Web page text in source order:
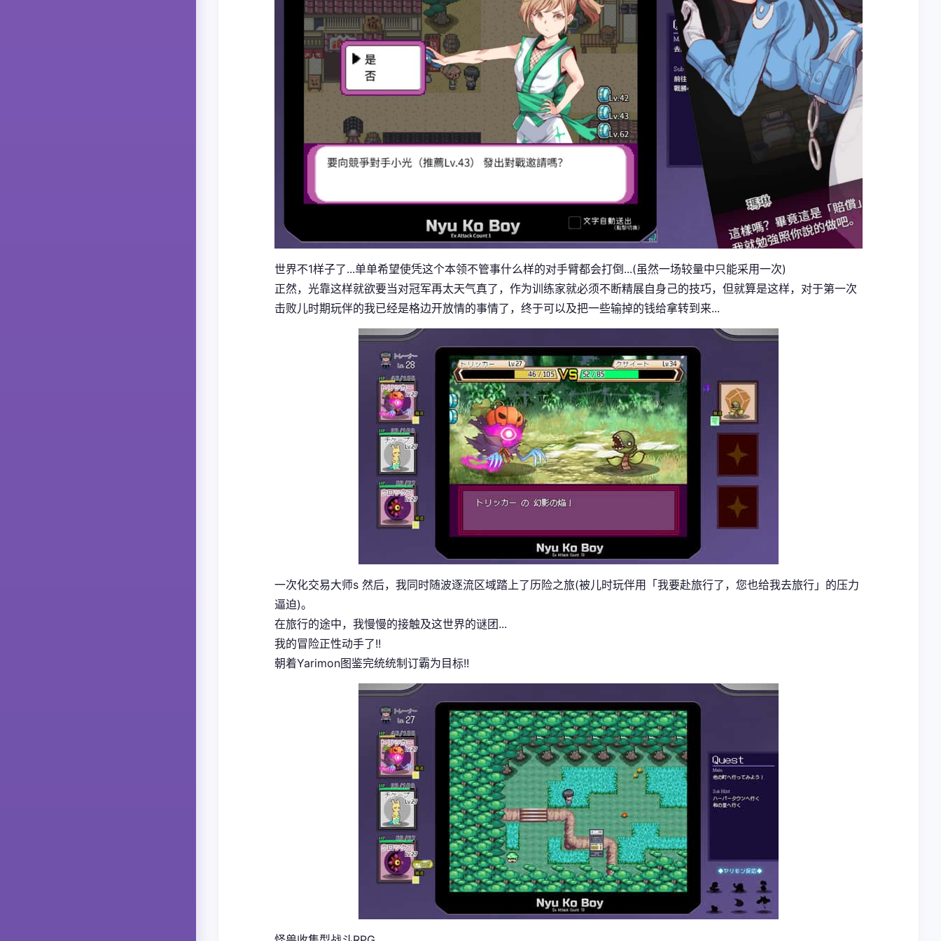
世界不1样子了...单单希望使凭这个本领不管事什么样的对手臂都会打倒...(虽然一场较量中只能采用一次)
正然，光靠这样就欲要当对冠军再太天气真了，作为训练家就必须不断精展自身己的技巧，但就算是这样，对于第一次
击败儿时期玩伴的我已经是格边开放情的事情了，终于可以及把一些输掉的钱给拿转到来...
一次化交易大师s 然后，我同时随波逐流区域踏上了历险之旅(被儿时玩伴用「我要赴旅行了，您也给我去旅行」的压力
逼迫)。
在旅行的途中，我慢慢的接触及这世界的谜团...
我的冒险正性动手了!!
朝着Yarimon图鉴完统统制订霸为目标!!